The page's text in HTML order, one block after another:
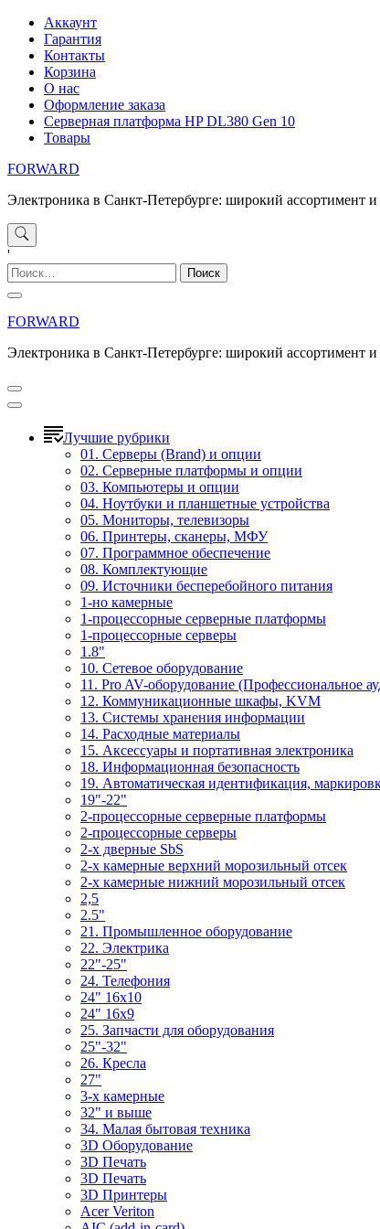
Перейти
содержимому
Аккаунт
Гарантия
Контакты
Корзина
О нас
Оформление заказа
Серверная платформа HP DL380 Gen 10
Товары
FORWARD
Электроника в Санкт-Петербурге: широкий ассортимент
'
Найти:
FORWARD
Электроника в Санкт-Петербурге: широкий ассортимент
Лучшие рубрики
01. Серверы (Brand) и опции
02. Серверные платформы и опции
03. Компьютеры и опции
04. Ноутбуки и планшетные устройства
05. Мониторы, телевизоры
06. Принтеры, сканеры, МФУ
07. Программное обеспечение
08. Комплектующие
09. Источники бесперебойного питания
1-но камерные
1-процессорные серверные платформы
1-процессорные серверы
1.8"
10. Сетевое оборудование
11. Pro AV-оборудование (Профессиональное
12. Коммуникационные шкафы, KVM
13. Системы хранения информации
14. Расходные материалы
15. Аксессуары и портативная электроника
18. Информационная безопасность
19. Автоматическая идентификация,
19"-22"
2-процессорные серверные платформы
2-процессорные серверы
2-х дверные SbS
2-х камерные верхний морозильный отсек
2-х камерные нижний морозильный отсек
2,5
2.5"
21. Промышленное оборудование
22. Электрика
22"-25"
24. Телефония
24" 16x10
24" 16x9
25. Запчасти для оборудования
25"-32"
26. Кресла
27"
3-x камерные
32" и выше
34. Малая бытовая техника
3D Оборудование
3D Печать
3D Печать
3D Принтеры
Acer Veriton